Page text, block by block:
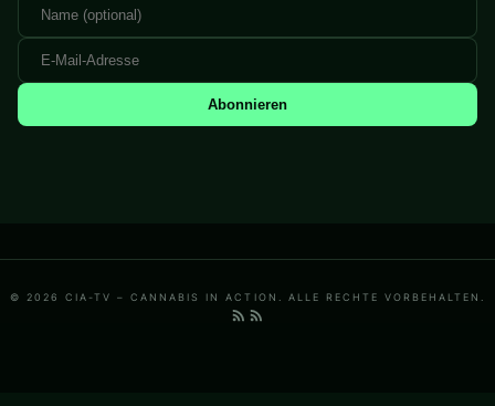
Abonnieren
© 2026 CIA-TV – CANNABIS IN ACTION. ALLE RECHTE VORBEHALTEN.